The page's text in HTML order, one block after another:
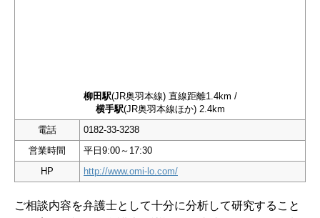
柳田駅(JR奥羽本線) 直線距離1.4km /
横手駅(JR奥羽本線ほか) 2.4km
電話
0182-33-3238
営業時間
平日9:00～17:30
HP
http://www.omi-lo.com/
ご相談内容を弁護士として十分に分析して研究すること